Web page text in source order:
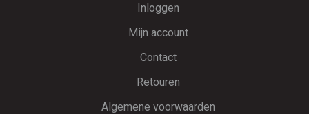
Inloggen
Mijn account
Contact
Retouren
Algemene voorwaarden